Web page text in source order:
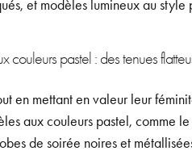
et modèles lumineux au style
couleurs pastel : des tenues
en mettant en valeur leur
aux couleurs pastel, comme
de soirée noires et